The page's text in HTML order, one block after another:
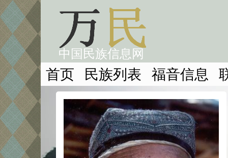
中国民族信息网
首页 民族列表 福音信息